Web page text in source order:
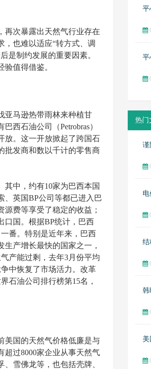
再次暴露出天然气行业存在
，也难以适应“转方式、调
是制约发展的重要因素。
值得借鉴。
亚马逊热带雨林来种植甘
西石油公司（Petrobras）
放。这一开放掀起了跨国石
批发商和数以千计的零售商
其中，约有10家为巴西本国
、英国BP公司等都已进入巴
费等享受了稳定的收益；
口国。根据BP统计，巴西
番。特别是近年来，巴西
产增长最快的国家之一，
产能过剩，去年3月份平均
中恢复了市场活力。改革
石油公司排行榜第15名，
美国的天然气价格低廉是与
超过8000家企业从事天然气
雪佛龙等，也包括壳牌、
平
平
热门
谨
结
韩